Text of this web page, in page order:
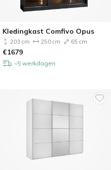
Kledingkast Comfivo Opus
203 cm 250 cm 65 cm
€1679
~5 werkdagen